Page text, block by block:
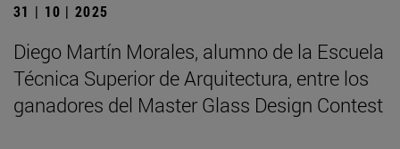
31 | 10 | 2025
Diego Martín Morales, alumno de la Escuela
Técnica Superior de Arquitectura, entre los
ganadores del Master Glass Design Contest